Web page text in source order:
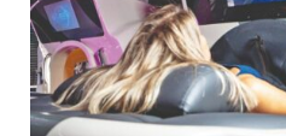
isabetle geçti